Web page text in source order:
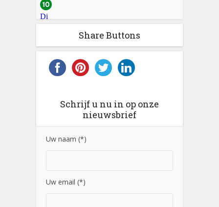
Share Buttons
Schrijf u nu in op onze
nieuwsbrief
Uw naam (*)
Uw email (*)